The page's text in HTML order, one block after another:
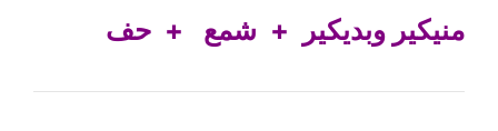
منيكير وبديكير + شمع + حف